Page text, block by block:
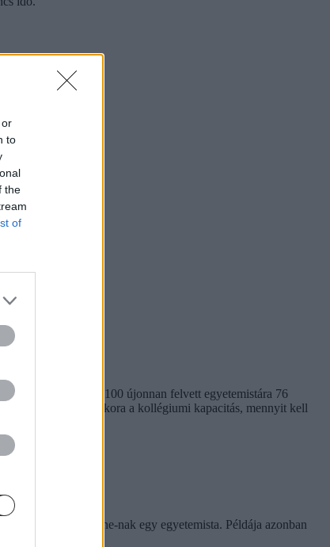
to
the
of
Míg a BME-n 100 újonnan felvett egyetemistára 76
hol mekkora a kollégiumi kapacitás, mennyit kell
a szabály
az Eduline-nak egy egyetemista. Példája azonban